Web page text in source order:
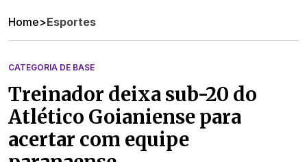
Home>Esportes
CATEGORIA DE BASE
Treinador deixa sub-20 do
Atlético Goianiense para
acertar com equipe